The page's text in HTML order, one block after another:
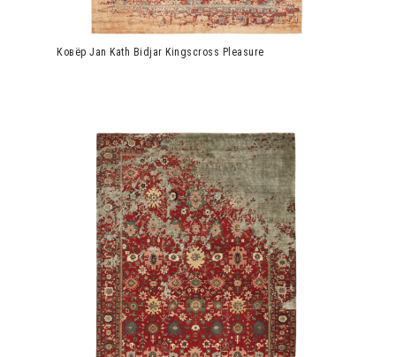
Ковёр Jan Kath Bidjar Kingscross Pleasure